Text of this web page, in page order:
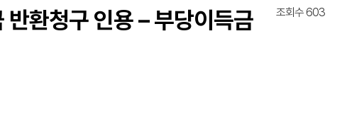
환청구 인용 – 부당이득금
조회수 603